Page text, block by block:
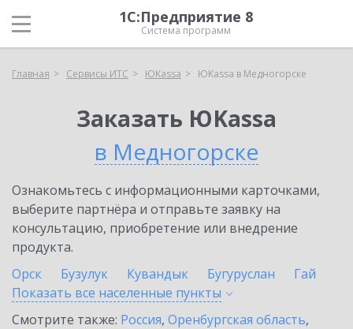
1С:Предприятие 8
Система программ
Главная Сервисы ИТС ЮKassa ЮKassa в Медногорске
Заказать ЮKassa
в Медногорске
Ознакомьтесь с информационными карточками,
выберите партнёра и отправьте заявку на
консультацию, приобретение или внедрение
продукта.
Орск
Бузулук Кувандык Бугуруслан
Гай
Показать все населенные пункты
Смотрите также: Россия, Оренбургская область,